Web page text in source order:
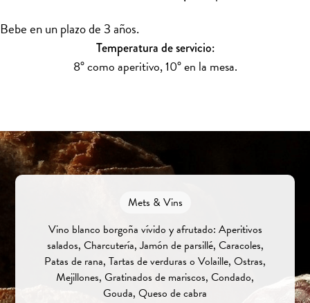
Bebe en un plazo de 3 años.
Temperatura de servicio:
8° como aperitivo, 10° en la mesa.
Mets & Vins
Vino blanco borgoña vívido y afrutado: Aperitivos
salados, Charcutería, Jamón de parsillé, Caracoles,
Patas de rana, Tartas de verduras o Volaille, Ostras,
Mejillones, Gratinados de mariscos, Condado,
Gouda, Queso de cabra